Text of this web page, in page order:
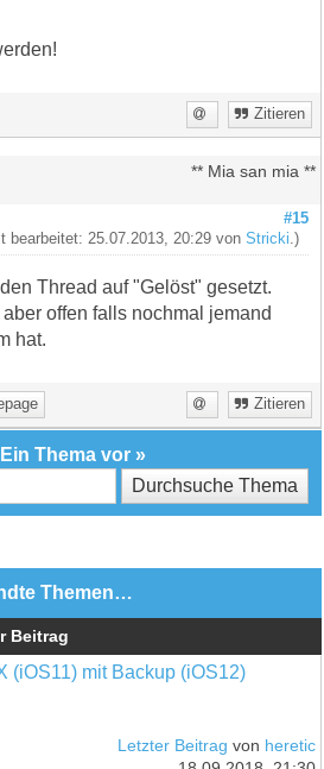
Zitieren
** Mia san mia **
#15
bearbeitet: 25.07.2013, 20:29 vonStricki .)
Thread auf "Gelöst" gesetzt.
offen falls nochmal jemand
hat.
Zitieren
Ein Thema vor »
Themen…
Beitrag
(iOS11) mit Backup (iOS12)
Letzter Beitrag von heretic